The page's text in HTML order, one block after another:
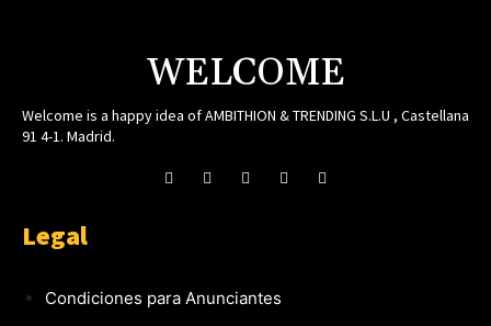
WELCOME
Welcome is a happy idea of AMBITHION & TRENDING S.L.U , Castellana
91 4-1. Madrid.
Legal
Condiciones para Anunciantes